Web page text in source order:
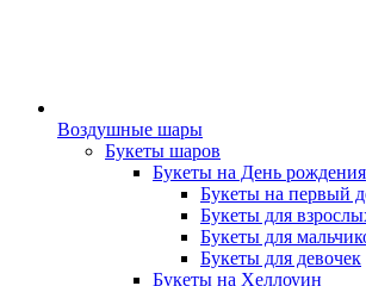
Воздушные шары
Букеты шаров
Букеты на День рождения
Букеты на первый
Букеты для
Букеты для
Букеты для девочек
Букеты на Хеллоуин